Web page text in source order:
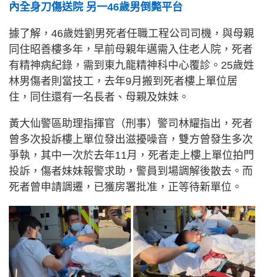
內全身刀傷送院 另一46歲男倒斃平台
據了解，46歲姓劉男死者任職工程公司司機，與母親
同住昭善樓多年，早前母親年邁需入住老人院，死者
有精神病紀錄，需到東九龍精神科中心覆診。25歲姓
林男傷者則當技工，去年9月搬到死者樓上單位居
住，同住還有一名長者、母親及妹妹。
黃大仙警區助理指揮官（刑事）警司林耀指出，死者
曾多次投訴樓上單位發出滋擾噪音，雙方曾發生多次
爭執，其中一次於去年11月，死者走上樓上單位拍門
投訴，傷者妹妹報警求助，警員到場調解後散去。而
死者曾申請調遷，已獲房署批准，正等待新單位。